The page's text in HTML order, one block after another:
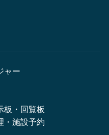
ャー
板・回覧板
・施設予約